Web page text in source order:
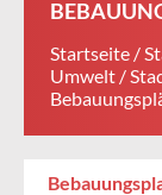
Startseite /
Umwelt /